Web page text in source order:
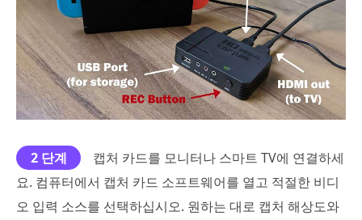
2 단계
캡처 카드를 모니터나 스마트 TV에 연결하세
요. 컴퓨터에서 캡처 카드 소프트웨어를 열고 적절한 비디
오 입력 소스를 선택하십시오. 원하는 대로 캡처 해상도와